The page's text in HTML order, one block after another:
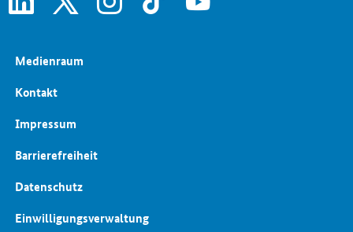
Medienraum
Kontakt
Impressum
Barrierefreiheit
Datenschutz
Einwilligungsverwaltung